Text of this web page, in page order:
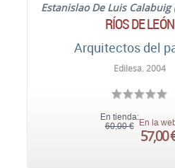
Estanislao De Luis
RÍOS DE LEÓN
Arquitectos del
Edilesa. 2004
En tienda:
60,00 € En la
57,00